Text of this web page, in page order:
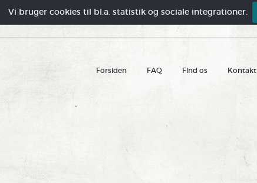
Vi bruger cookies til bl.a. statistik og sociale integrationer.
Forsiden FAQ Find os Kontakt